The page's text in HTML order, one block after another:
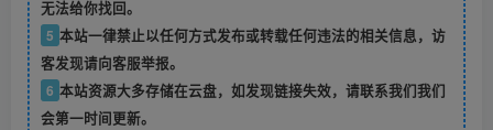
无法给你找回。
5 本站一律禁止以任何方式发布或转载任何违法的相关信息，访
客发现请向客服举报。
6 本站资源大多存储在云盘，如发现链接失效，请联系我们我们
会第一时间更新。